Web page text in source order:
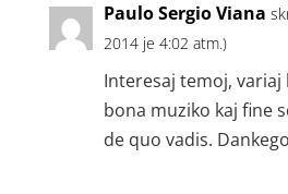
Paulo Sergio Viana
2014 je 4:02 atm.)
Interesaj temoj, variaj
bona muziko kaj fine
de quo vadis.